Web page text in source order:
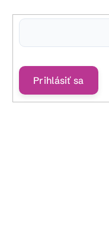
Prihlásiť sa